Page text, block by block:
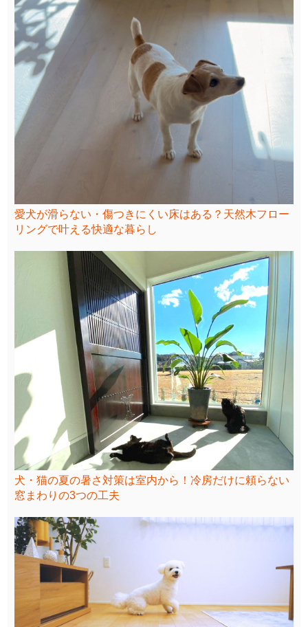
愛犬が滑らない・傷つきにくい床はある？天然木フロー
リングで叶える快適な暮らし
犬・猫の夏の暑さ対策は室内から！冷房だけに頼らない
窓まわりの3つの工夫